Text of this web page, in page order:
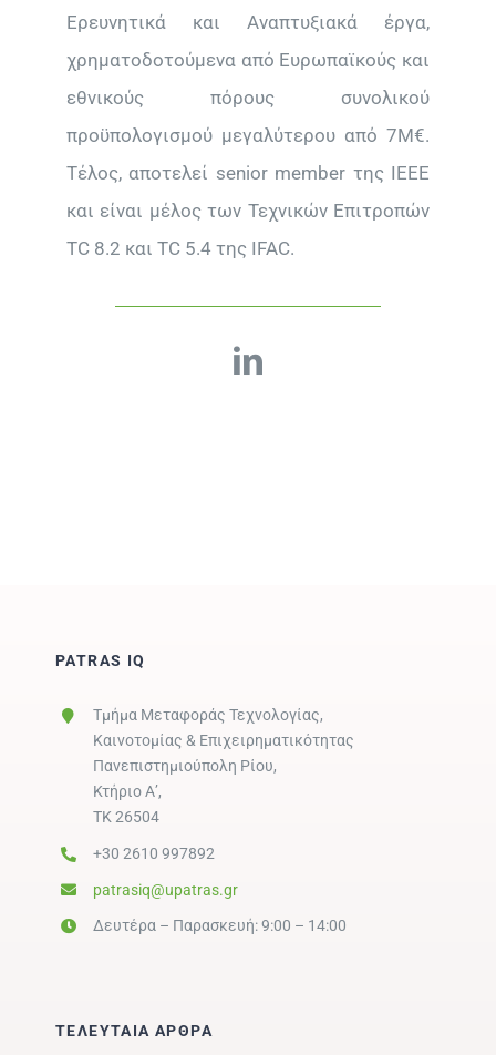
Ερευνητικά και Αναπτυξιακά έργα,
χρηματοδοτούμενα από Ευρωπαϊκούς και
εθνικούς πόρους συνολικού
προϋπολογισμού μεγαλύτερου από 7M€.
Τέλος, αποτελεί senior member της IEEE
και είναι μέλος των Τεχνικών Επιτροπών
TC 8.2 και TC 5.4 της IFAC.
PATRAS IQ
Τμήμα Μεταφοράς Τεχνολογίας,
Καινοτομίας & Επιχειρηματικότητας
Πανεπιστημιούπολη Ρίου,
Κτήριο Α’,
ΤΚ 26504
+30 2610 997892
patrasiq@upatras.gr
Δευτέρα – Παρασκευή: 9:00 – 14:00
ΤΕΛΕΥΤΑΙΑ ΑΡΘΡΑ